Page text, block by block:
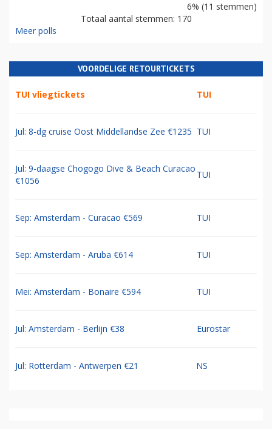
6% (11 stemmen)
Totaal aantal stemmen: 170
Meer polls
VOORDELIGE RETOURTICKETS
TUI vliegtickets TUI
Jul: 8-dg cruise Oost Middellandse Zee €1235 TUI
Jul: 9-daagse Chogogo Dive & Beach Curacao
€1056
TUI
Sep: Amsterdam - Curacao €569 TUI
Sep: Amsterdam - Aruba €614 TUI
Mei: Amsterdam - Bonaire €594 TUI
Jul: Amsterdam - Berlijn €38 Eurostar
Jul: Rotterdam - Antwerpen €21 NS